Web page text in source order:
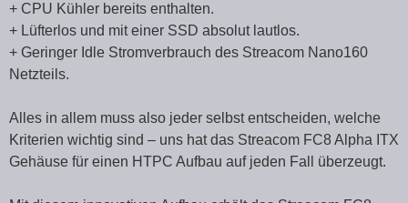
+ CPU Kühler bereits enthalten.
+ Lüfterlos und mit einer SSD absolut lautlos.
+ Geringer Idle Stromverbrauch des Streacom Nano160
Netzteils.
Alles in allem muss also jeder selbst entscheiden, welche
Kriterien wichtig sind – uns hat das Streacom FC8 Alpha ITX
Gehäuse für einen HTPC Aufbau auf jeden Fall überzeugt.